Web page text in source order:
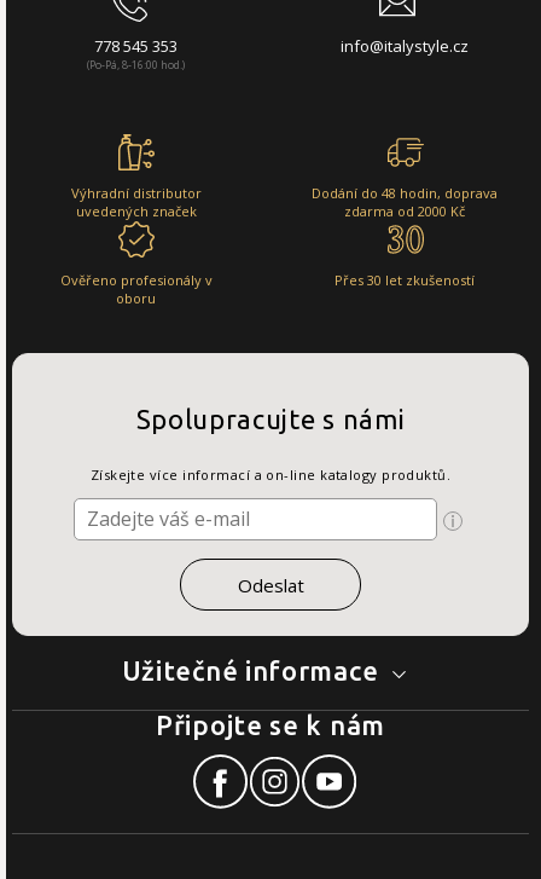
778 545 353
(Po-Pá, 8-16:00 hod.)
info@italystyle.cz
Výhradní distributor
uvedených značek
Dodání do 48 hodin, doprava
zdarma od 2000 Kč
Ověřeno profesionály v
oboru
Přes 30 let zkušeností
Užitečné informace
Spolupracujte s námi
Získejte více informací a on-line katalogy produktů.
Připojte se k nám